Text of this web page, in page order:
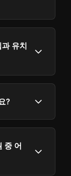
유치
?
중 어